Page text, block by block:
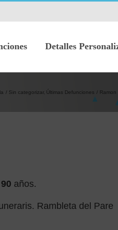
Detalles
Sin categorizar Últimas Defunciones Ramon
90 años.
Rambleta del Pare